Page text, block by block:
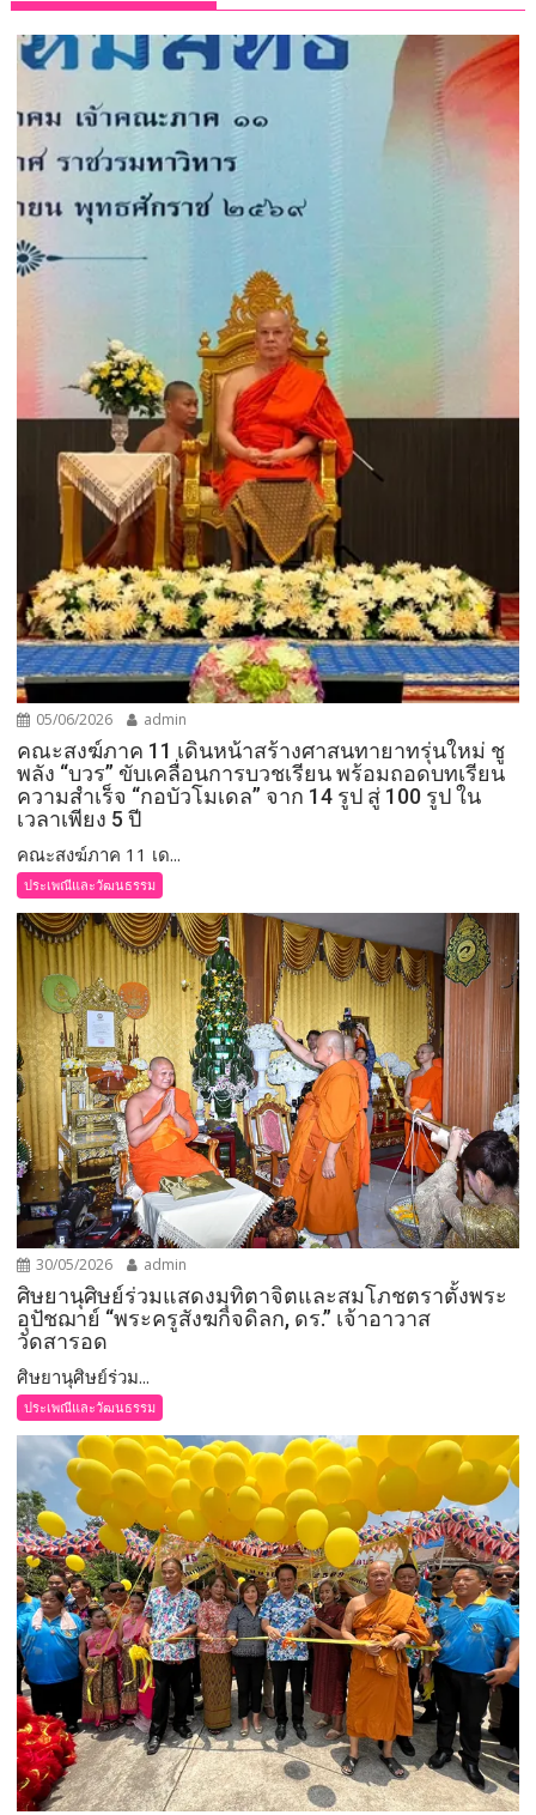
05/06/2026 admin
คณะสงฆ์ภาค 11 เดินหน้าสร้างศาสนทายาทรุ่นใหม่ ชู
พลัง “บวร” ขับเคลื่อนการบวชเรียน พร้อมถอดบทเรียน
ความสำเร็จ “กอบัวโมเดล” จาก 14 รูป สู่ 100 รูป ใน
เวลาเพียง 5 ปี
คณะสงฆ์ภาค 11 เด...
ประเพณีและวัฒนธรรม
30/05/2026 admin
ศิษยานุศิษย์ร่วมแสดงมุทิตาจิตและสมโภชตราตั้งพระ
อุปัชฌาย์ “พระครูสังฆกิจดิลก, ดร.” เจ้าอาวาส
วัดสารอด
ศิษยานุศิษย์ร่วม...
ประเพณีและวัฒนธรรม